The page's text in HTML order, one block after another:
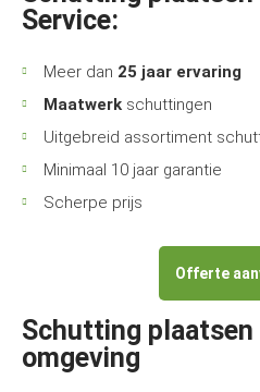
Service:
Meer dan 25 jaar ervaring
Maatwerk schuttingen
Uitgebreid assortiment
Minimaal 10 jaar garantie
Scherpe prijs
Offerte
Schutting
omgeving